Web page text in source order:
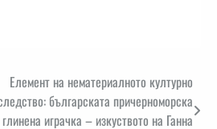
Елемент на нематериалното културно
българската причерноморска
глинена играчка – изкуството на Ганна